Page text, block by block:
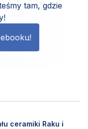
tam, gdzie
ceramiki Raku i